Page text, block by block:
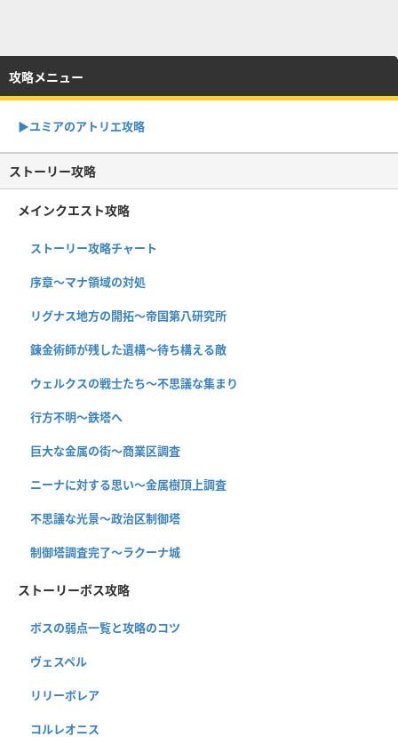
攻略メニュー
▶︎ユミアのアトリエ攻略
ストーリー攻略
メインクエスト攻略
ストーリー攻略チャート
序章〜マナ領域の対処
リグナス地方の開拓〜帝国第八研究所
錬金術師が残した遺構〜待ち構える敵
ウェルクスの戦士たち〜不思議な集まり
行方不明〜鉄塔へ
巨大な金属の街〜商業区調査
ニーナに対する思い〜金属樹頂上調査
不思議な光景〜政治区制御塔
制御塔調査完了〜ラクーナ城
ストーリーボス攻略
ボスの弱点一覧と攻略のコツ
ヴェスペル
リリーボレア
コルレオニス